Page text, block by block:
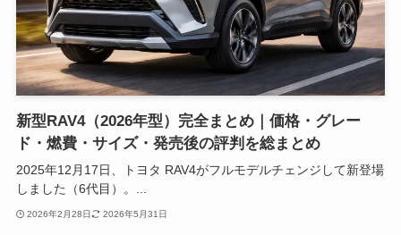
新型RAV4（2026年型）完全まとめ｜価格・グレー
ド・燃費・サイズ・発売後の評判を総まとめ
2025年12月17日、トヨタ RAV4がフルモデルチェンジして新登場
しました（6代目）。...
2026年2月28日 2026年5月31日